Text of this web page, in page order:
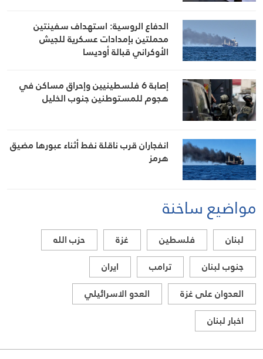
الدفاع الروسية: استهداف سفينتين
محملتين بإمدادات عسكرية للجيش
الأوكراني قبالة أوديسا
إصابة 6 فلسطينيين وإحراق مساكن في
هجوم للمستوطنين جنوب الخليل
انفجاران قرب ناقلة نفط أثناء عبورها مضيق
هرمز
مواضيع ساخنة
لبنان فلسطين غزة
حزب الله
جنوب لبنان
ترامب
ايران
العدوان على غزة
العدو الاسرائيلي
اخبار لبنان